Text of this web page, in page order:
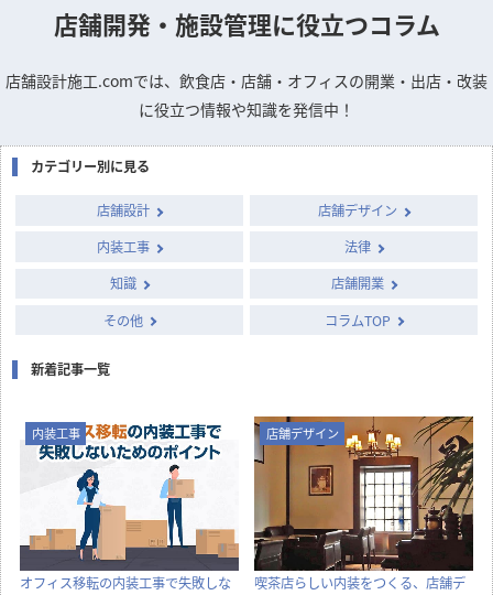
店舗開発・施設管理に役立つコラム
店舗設計施工.comでは、飲食店・店舗・オフィスの開業・出店・改装
に役立つ情報や知識を発信中！
カテゴリー別に見る
店舗設計
店舗デザイン
内装工事
法律
知識
店舗開業
その他
コラムTOP
新着記事一覧
内装工事
オフィス移転の内装工事で失敗しな
店舗デザイン
喫茶店らしい内装をつくる、店舗デ